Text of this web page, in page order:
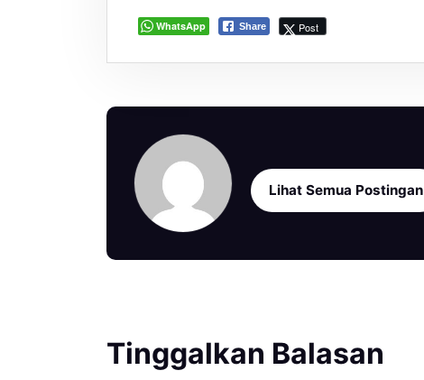
WhatsApp Share Post
Lihat Semua Postingan
Tinggalkan Balasan